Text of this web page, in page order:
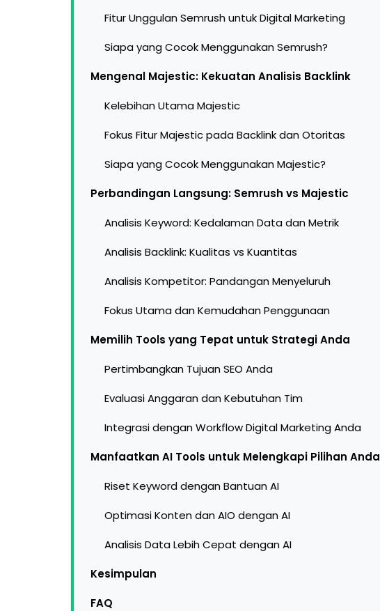
Fitur Unggulan Semrush untuk Digital Marketing
Siapa yang Cocok Menggunakan Semrush?
Mengenal Majestic: Kekuatan Analisis Backlink
Kelebihan Utama Majestic
Fokus Fitur Majestic pada Backlink dan Otoritas
Siapa yang Cocok Menggunakan Majestic?
Perbandingan Langsung: Semrush vs Majestic
Analisis Keyword: Kedalaman Data dan Metrik
Analisis Backlink: Kualitas vs Kuantitas
Analisis Kompetitor: Pandangan Menyeluruh
Fokus Utama dan Kemudahan Penggunaan
Memilih Tools yang Tepat untuk Strategi Anda
Pertimbangkan Tujuan SEO Anda
Evaluasi Anggaran dan Kebutuhan Tim
Integrasi dengan Workflow Digital Marketing Anda
Manfaatkan AI Tools untuk Melengkapi Pilihan Anda
Riset Keyword dengan Bantuan AI
Optimasi Konten dan AIO dengan AI
Analisis Data Lebih Cepat dengan AI
Kesimpulan
FAQ